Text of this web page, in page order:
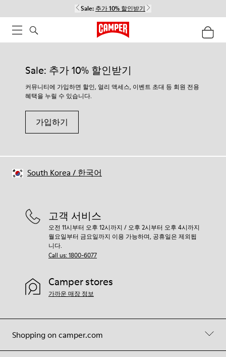
Sale: 추가 10% 할인받기
Sale: 추가 10% 할인받기
커뮤니티에 가입하면 할인, 얼리 액세스, 이벤트 초대 등 회원 전용
혜택을 누릴 수 있습니다.
가입하기
Shopping on camper.com
고객 서비스
오전 11시부터 오후 12시까지 / 오후 2시부터 오후 4시까지
월요일부터 금요일까지 이용 가능하며, 공휴일은 제외됩
니다.
Call us: 1800-6077
Camper stores
가까운 매장 정보
South Korea / 한국어